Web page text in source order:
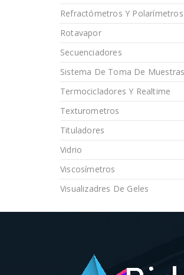
Refractómetros Y Polarímetros
Rotavapor
Secuenciadores
Sistema De Toma De Muestras
Termocicladores Y Realtime
Texturometros
Tituladores
Vidrio
Viscosímetros
Visualizadres De Geles